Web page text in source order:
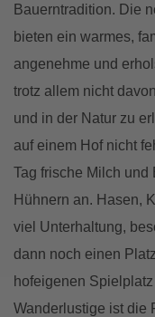
Bauerntradition. Die
bieten ein warmes,
angenehme und
trotz allem nicht
und in der Natur zu
auf einem Hof nicht
Tag frische Milch und
Hühnern an. Hasen,
viel Unterhaltung,
dann noch einen
hofeigenen
Wanderlustige ist die